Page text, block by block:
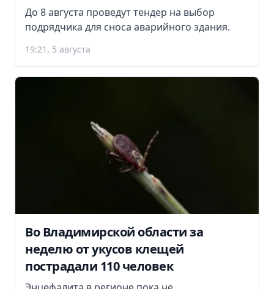
До 8 августа проведут тендер на выбор
подрядчика для сноса аварийного здания.
19:21, 5 августа
Во Владимирской области за
неделю от укусов клещей
пострадали 110 человек